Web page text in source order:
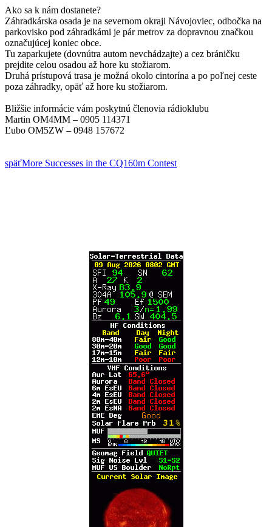
Ako sa k nám dostanete?
Záhradkárska osada je na severnom okraji Návojoviec, odbočka na
parkovisko pod záhradkámi je pár metrov za dopravnou značkou
označujúcej koniec obce.
Tu zaparkujete (dovnútra autom nevchádzajte) a cez bráničku
prejdite celou osadou až hore ku stožiarom.
Druhá prístupová trasa je možná okolo cintorína a po poľnej ceste
poza záhradky, opäť až hore ku stožiarom.
Bližšie informácie vám poskytnú členovia rádioklubu
Martin OM4MM – 0905 114371
Ľubo OM5ZW – 0948 157672
späťMore Successes in the CQ160m Contest